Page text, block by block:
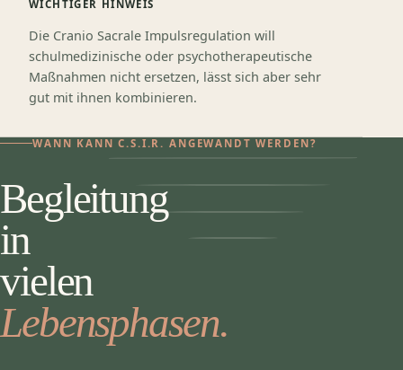
WICHTIGER HINWEIS
Die Cranio Sacrale Impulsregulation will
schulmedizinische oder psychotherapeutische
Maßnahmen nicht ersetzen, lässt sich aber sehr
gut mit ihnen kombinieren.
WANN KANN C.S.I.R. ANGEWANDT WERDEN?
Begleitung
in
vielen
Lebensphasen.